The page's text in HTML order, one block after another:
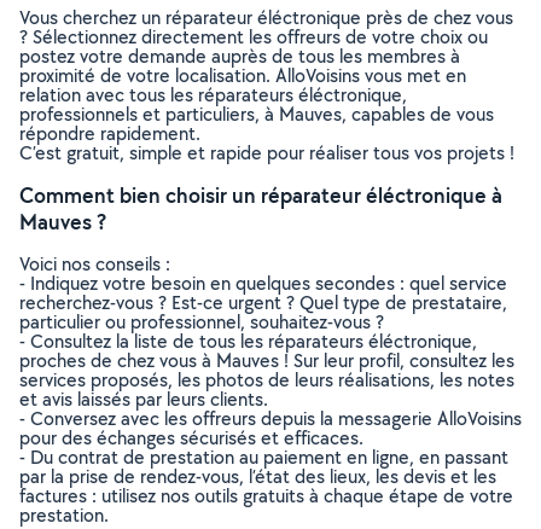
Vous cherchez un réparateur éléctronique près de chez vous
? Sélectionnez directement les offreurs de votre choix ou
postez votre demande auprès de tous les membres à
proximité de votre localisation. AlloVoisins vous met en
relation avec tous les réparateurs éléctronique,
professionnels et particuliers, à Mauves, capables de vous
répondre rapidement.
C’est gratuit, simple et rapide pour réaliser tous vos projets !
Comment bien choisir un réparateur éléctronique à
Mauves ?
Voici nos conseils :
- Indiquez votre besoin en quelques secondes : quel service
recherchez-vous ? Est-ce urgent ? Quel type de prestataire,
particulier ou professionnel, souhaitez-vous ?
- Consultez la liste de tous les réparateurs éléctronique,
proches de chez vous à Mauves ! Sur leur profil, consultez les
services proposés, les photos de leurs réalisations, les notes
et avis laissés par leurs clients.
- Conversez avec les offreurs depuis la messagerie AlloVoisins
pour des échanges sécurisés et efficaces.
- Du contrat de prestation au paiement en ligne, en passant
par la prise de rendez-vous, l’état des lieux, les devis et les
factures : utilisez nos outils gratuits à chaque étape de votre
prestation.